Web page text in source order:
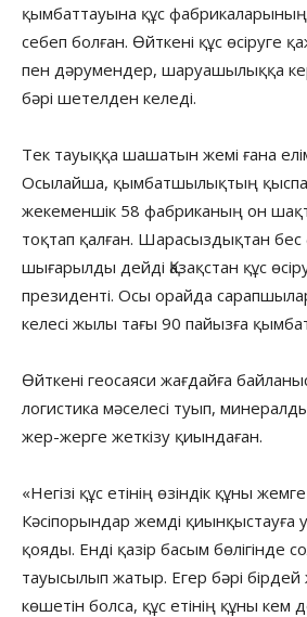
қымбаттауына құс фабрикаларының
себеп болған. Өйткені құс өсіруге
пен дәрумендер, шаруашылыққа
бәрі шетелден келеді.
Тек тауыққа шашатын жемі ғана
Осылайша, қымбатшылықтың
жекеменшік 58 фабриканың он
тоқтап қалған. Шарасыздықтан
шығарылды дейді Қазақстан құс
президенті. Осы орайда сарапшылар
келесі жылы тағы 90 пайызға
Өйткені геосаяси жағдайға
логистика мәселесі туып,
жер-жерге жеткізу қиындаған.
«Негізі құс етінің өзіндік құны
Кәсіпорындар жемді қиынқыстауға
қояды. Енді қазір басым бөлігінде
тауысылып жатыр. Егер бәрі
көшетін болса, құс етінің құны кем